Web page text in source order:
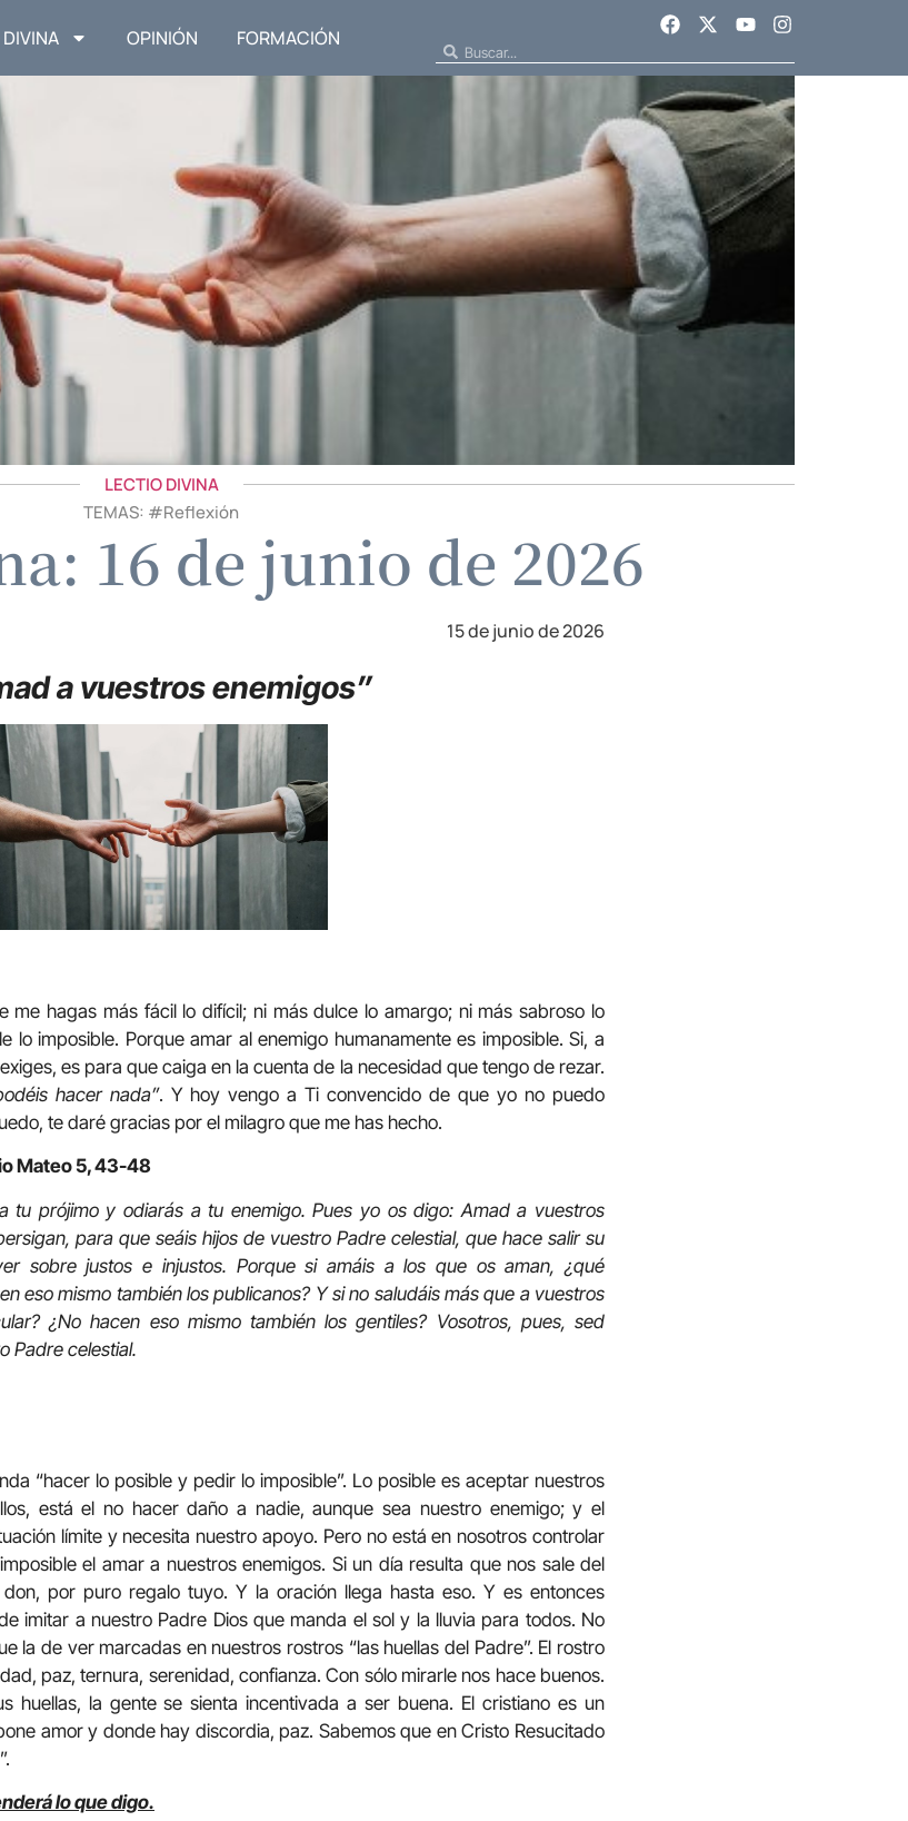
OPINIÓN FORMACIÓN
LECTIO DIVINA
TEMAS: #Reflexión
16 de junio de 2026
15 de junio de 2026
a vuestros enemigos”
me hagas más fácil lo difícil; ni más dulce lo amargo; ni más sabroso lo
lo imposible. Porque amar al enemigo humanamente es imposible. Si, a
es para que caiga en la cuenta de la necesidad que tengo de rezar.
hacer nada”. Y hoy vengo a Ti convencido de que yo no puedo
te daré gracias por el milagro que me has hecho.
Mateo 5, 43-48
tu prójimo y odiarás a tu enemigo. Pues yo os digo: Amad a vuestros
para que seáis hijos de vuestro Padre celestial, que hace salir su
sobre justos e injustos. Porque si amáis a los que os aman, ¿qué
eso mismo también los publicanos? Y si no saludáis más que a vuestros
¿No hacen eso mismo también los gentiles? Vosotros, pues, sed
Padre celestial.
“hacer lo posible y pedir lo imposible”. Lo posible es aceptar nuestros
está el no hacer daño a nadie, aunque sea nuestro enemigo; y el
límite y necesita nuestro apoyo. Pero no está en nosotros controlar
el amar a nuestros enemigos. Si un día resulta que nos sale del
por puro regalo tuyo. Y la oración llega hasta eso. Y es entonces
imitar a nuestro Padre Dios que manda el sol y la lluvia para todos. No
la de ver marcadas en nuestros rostros “las huellas del Padre”. El rostro
paz, ternura, serenidad, confianza. Con sólo mirarle nos hace buenos.
huellas, la gente se sienta incentivada a ser buena. El cristiano es un
amor y donde hay discordia, paz. Sabemos que en Cristo Resucitado
lo que digo.